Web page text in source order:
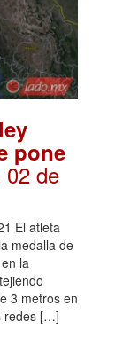
pone
02 de
El atleta
medalla de
la
3 metros en
redes […]